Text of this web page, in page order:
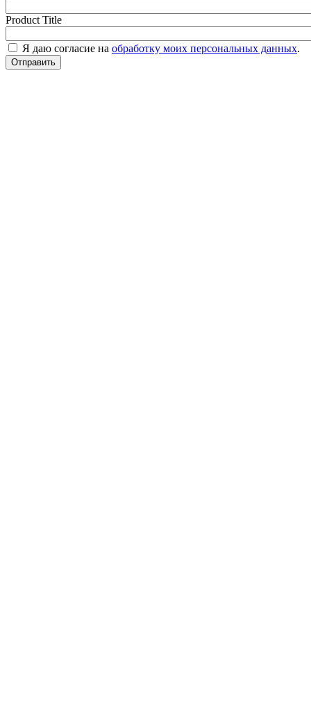
Product Title
Я даю согласие на обработку моих персональных данных.
Отправить